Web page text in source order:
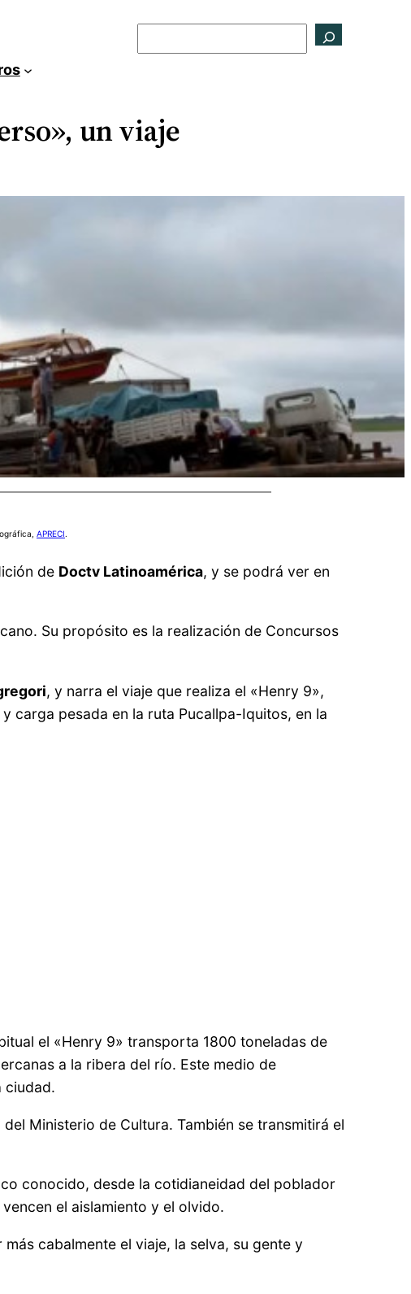
un viaje
APRECI.
de Doctv Latinoamérica, y se podrá ver en
Su propósito es la realización de Concursos
, y narra el viaje que realiza el «Henry 9»,
carga pesada en la ruta Pucallpa-Iquitos, en la
el «Henry 9» transporta 1800 toneladas de
a la ribera del río. Este medio de
ciudad.
Ministerio de Cultura. También se transmitirá el
conocido, desde la cotidianeidad del poblador
el aislamiento y el olvido.
cabalmente el viaje, la selva, su gente y